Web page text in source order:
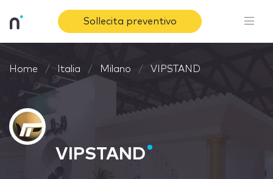
Sollecita preventivo
Home Italia Milano VIPSTAND
VIPSTAND